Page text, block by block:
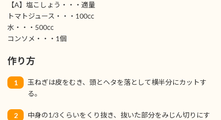
【A】塩こしょう・・・適量
トマトジュース・・・100㏄
水・・・500㏄
コンソメ・・・1個
作り方
1
玉ねぎは皮をむき、頭とヘタを落として横半分にカットす
る。
2
中身の1/3くらいをくり抜き、抜いた部分をみじん切りにす